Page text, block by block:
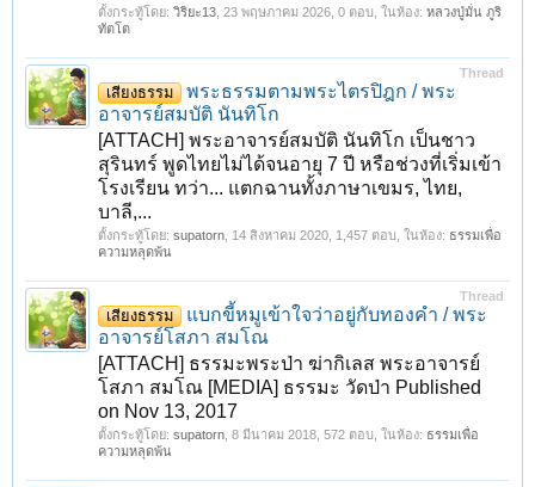
ตั้งกระทู้โดย: วิริยะ13 23 พฤษภาคม 2026 , 0 ตอบ, ในห้อง: หลวงปู่มั่น ภูริ
ทัตโต
Thread
เสียงธรรม
พระธรรมตามพระไตรปิฎก / พระ
อาจารย์สมบัติ นันทิโก
[ATTACH] พระอาจารย์สมบัติ นันทิโก เป็นชาว
สุรินทร์ พูดไทยไม่ได้จนอายุ 7 ปี หรือช่วงที่เริ่มเข้า
โรงเรียน ทว่า... แตกฉานทั้งภาษาเขมร, ไทย,
บาลี,...
ตั้งกระทู้โดย: supatorn 14 สิงหาคม 2020 , 1,457 ตอบ, ในห้อง: ธรรมเพื่อ
ความหลุดพ้น
Thread
เสียงธรรม
แบกขี้หมูเข้าใจว่าอยู่กับทองคำ / พระ
อาจารย์โสภา สมโณ
[ATTACH] ธรรมะพระป่า ฆ่ากิเลส พระอาจารย์
โสภา สมโณ [MEDIA] ธรรมะ วัดป่า Published
on Nov 13, 2017
ตั้งกระทู้โดย: supatorn 8 มีนาคม 2018 , 572 ตอบ, ในห้อง: ธรรมเพื่อ
ความหลุดพ้น